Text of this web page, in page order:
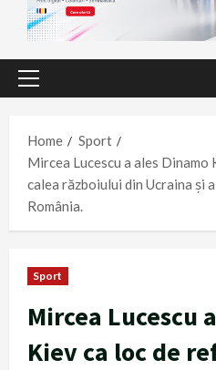
Primary
Home
Sport
Mircea Lucescu a ales Dinamo
calea războiului din Ucraina și
România.
Sport
Mircea Lucescu
Kiev ca loc de